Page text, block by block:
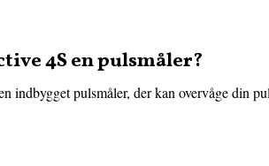
4S en pulsmåler?
indbygget pulsmåler, der kan overvåge din